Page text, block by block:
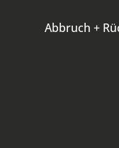
Abbruch +